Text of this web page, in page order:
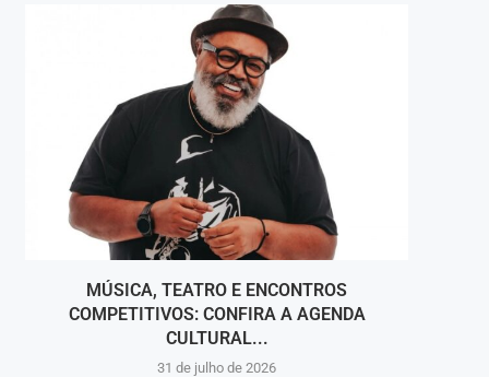
MÚSICA, TEATRO E ENCONTROS
COMPETITIVOS: CONFIRA A AGENDA
CULTURAL...
31 de julho de 2026